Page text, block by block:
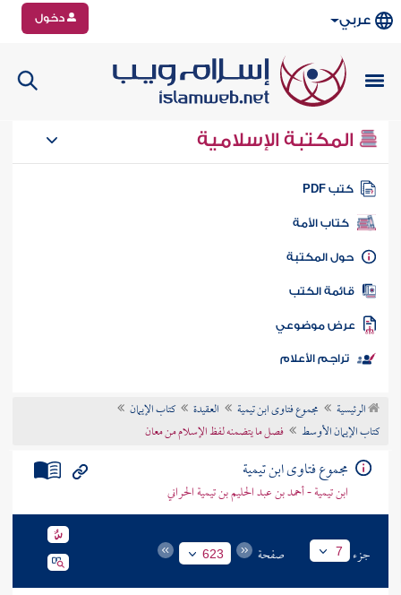
عربي دخول
المكتبة الإسلامية
كتب PDF
كتاب الأمة
المكتبة
الكتب
موضوعي
تراجم الأعلام
الرئيسية مجموع فتاوى ابن تيمية العقيدة
كتاب الإيمان
كتاب الإيمان الأوسط
فصل ما يتضمنه لفظ الإسلام من معان
مجموع فتاوى ابن تيمية
ابن تيمية - أحمد بن عبد الحليم بن تيمية الحراني
جزء 7 صفحة 623